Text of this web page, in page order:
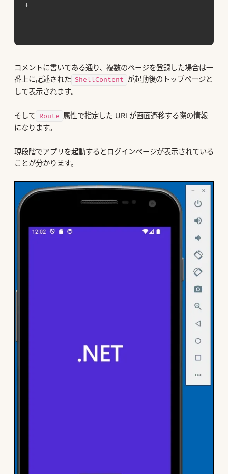
+
コメントに書いてある通り、複数のページを登録した場合は一
番上に記述された ShellContent が起動後のトップページと
して表示されます。
そして Route 属性で指定した URI が画面遷移する際の情報
になります。
現段階でアプリを起動するとログインページが表示されている
ことが分かります。